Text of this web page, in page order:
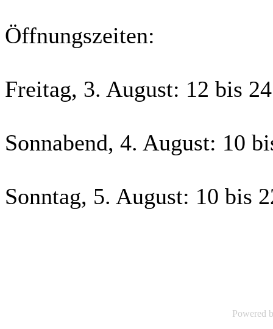
Öffnungszeiten:
Freitag, 3. August: 12 bis
Sonnabend, 4. August: 10
Sonntag, 5. August: 10 bis
Powered